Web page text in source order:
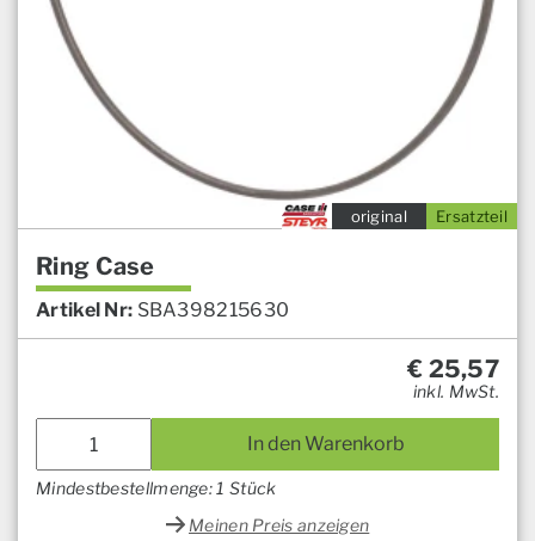
Ersatzteil
original
Ring Case
Artikel Nr: SBA398215630
€ 25,57
inkl. MwSt.
In den Warenkorb
Mindestbestellmenge: 1 Stück
Meinen Preis anzeigen